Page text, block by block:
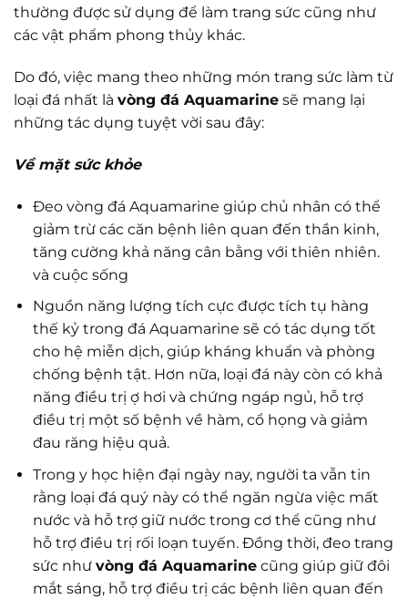
thường được sử dụng để làm trang sức cũng như
các vật phẩm phong thủy khác.
Do đó, việc mang theo những món trang sức làm từ
loại đá nhất là vòng đá Aquamarine sẽ mang lại
những tác dụng tuyệt vời sau đây:
Về mặt sức khỏe
Đeo vòng đá Aquamarine giúp chủ nhân có thể
giảm trừ các căn bệnh liên quan đến thần kinh,
tăng cường khả năng cân bằng với thiên nhiên.
và cuộc sống
Nguồn năng lượng tích cực được tích tụ hàng
thế kỷ trong đá Aquamarine sẽ có tác dụng tốt
cho hệ miễn dịch, giúp kháng khuẩn và phòng
chống bệnh tật. Hơn nữa, loại đá này còn có khả
năng điều trị ợ hơi và chứng ngáp ngủ, hỗ trợ
điều trị một số bệnh về hàm, cổ họng và giảm
đau răng hiệu quả.
Trong y học hiện đại ngày nay, người ta vẫn tin
rằng loại đá quý này có thể ngăn ngừa việc mất
nước và hỗ trợ giữ nước trong cơ thể cũng như
hỗ trợ điều trị rối loạn tuyến. Đồng thời, đeo trang
sức như vòng đá Aquamarinecũng giúp giữ đôi
mắt sáng, hỗ trợ điều trị các bệnh liên quan đến